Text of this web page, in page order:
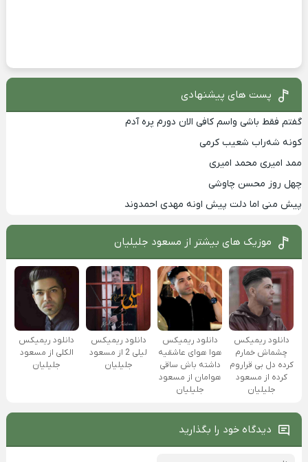
پست های پیشنهادی
گفتم فقط باشی واسم کافی الان دورم پره آدم
کونه شه‌راب شعیب کرمی
ممد امیری محمد امیری
چهل روز محسن چاوشی
پیش منی اما دلت پیش اونه مهدی احمدوند
موزیک های بیشتر از مسعود جلیلیان
دانلود ریمیکس
چشماش خمارم
کرده دل بی قراروم
کرده از مسعود
جلیلیان
دانلود ریمیکس
هوا هوای عاشقیه
داشته باش ساقی
هوامان از مسعود
جلیلیان
دانلود ریمیکس
لیلی 2 از مسعود
جلیلیان
دانلود ریمیکس
الکلی از مسعود
جلیلیان
دیدگاه خود را بگذارید